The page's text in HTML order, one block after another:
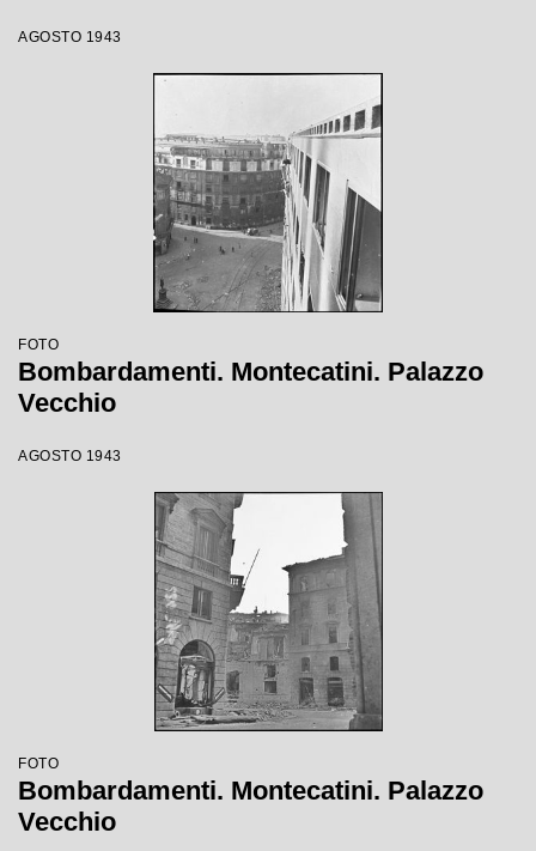
AGOSTO 1943
FOTO
Bombardamenti. Montecatini. Palazzo
Vecchio
AGOSTO 1943
FOTO
Bombardamenti. Montecatini. Palazzo
Vecchio